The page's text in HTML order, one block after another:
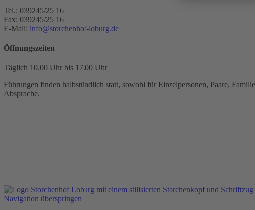
Tel.: 039245/25 16
Fax: 039245/25 16
E-Mail: info@storchenhof-loburg.de
Öffnungszeiten
Täglich 10.00 Uhr bis 17.00 Uhr
Führungen finden halbstündlich statt, sowohl für Einzelpersonen, Paare,
Absprache.
Navigation überspringen